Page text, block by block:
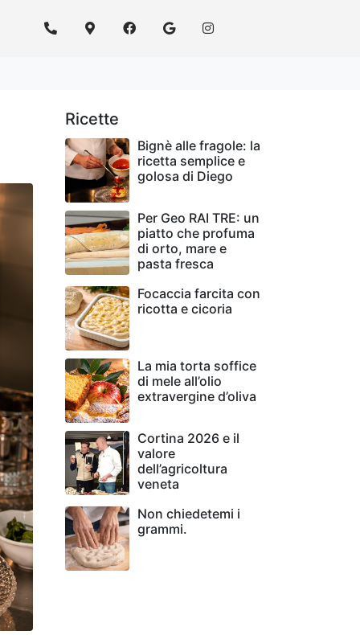
Ricette
Bignè alle fragole: la
ricetta semplice e
golosa di Diego
Per Geo RAI TRE: un
piatto che profuma
di orto, mare e
pasta fresca
Focaccia farcita con
ricotta e cicoria
La mia torta soffice
di mele all’olio
extravergine d’oliva
Cortina 2026 e il
valore
dell’agricoltura
veneta
Non chiedetemi i
grammi.